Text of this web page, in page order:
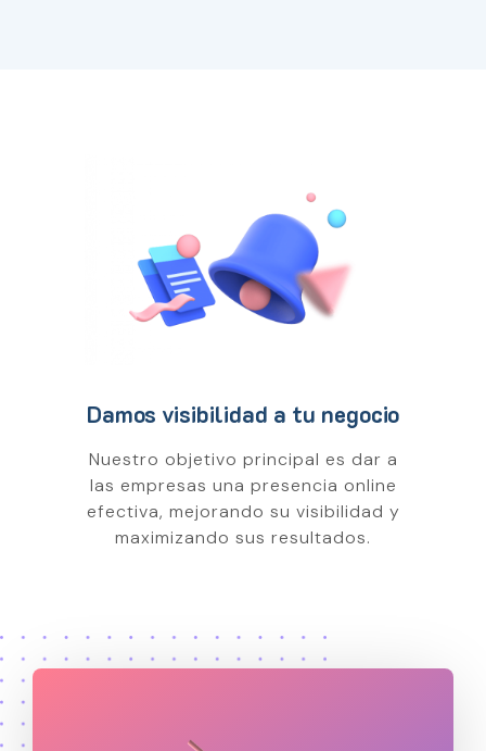
Damos visibilidad a tu negocio
Nuestro objetivo principal es dar a
las empresas una presencia online
efectiva, mejorando su visibilidad y
maximizando sus resultados.